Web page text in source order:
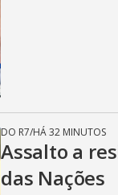
DO R7/HÁ 32 MINUTOS
Assalto a
das Nações